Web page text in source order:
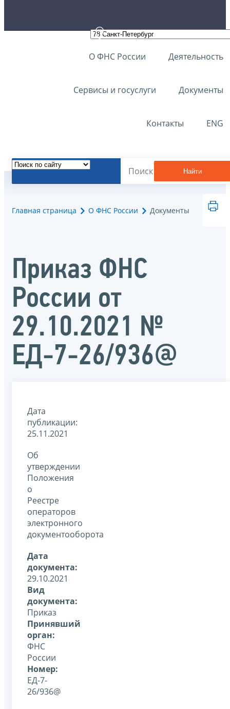
О ФНС России Деятельность
Сервисы и госуслуги Документы
Контакты ENG
Найти
Главная страница О ФНС России Документы
Приказ ФНС
России от
29.10.2021 №
ЕД-7-26/936@
Дата
публикации:
25.11.2021
Об
утверждении
Положения
о
Реестре
операторов
электронного
документооборота
Дата
документа:
29.10.2021
Вид
документа:
Приказ
Принявший
орган:
ФНС
России
Номер:
ЕД-7-
26/936@